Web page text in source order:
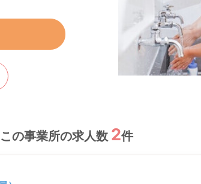
この事業所の求人数 2件